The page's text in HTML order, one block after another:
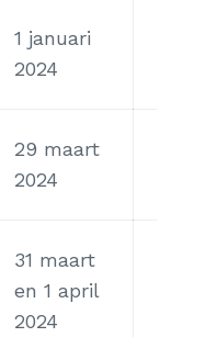
1 januari
2024
29 maart
2024
31 maart
en 1 april
2024